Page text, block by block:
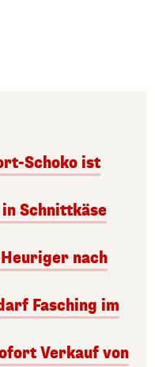
Schoko ist
Schnittkäse
nach
Fasching im
Verkauf von